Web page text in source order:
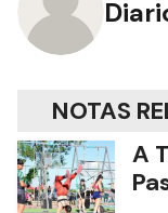
NOTAS
A